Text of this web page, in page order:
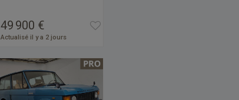
49 900 €
Actualisé il y a 2 jours